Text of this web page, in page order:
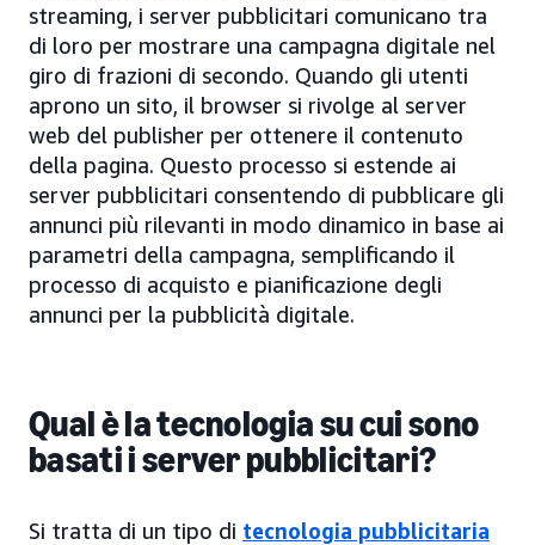
streaming, i server pubblicitari comunicano tra
di loro per mostrare una campagna digitale nel
giro di frazioni di secondo. Quando gli utenti
aprono un sito, il browser si rivolge al server
web del publisher per ottenere il contenuto
della pagina. Questo processo si estende ai
server pubblicitari consentendo di pubblicare gli
annunci più rilevanti in modo dinamico in base ai
parametri della campagna, semplificando il
processo di acquisto e pianificazione degli
annunci per la pubblicità digitale.
Qual è la tecnologia su cui sono
basati i server pubblicitari?
Si tratta di un tipo di tecnologia pubblicitaria